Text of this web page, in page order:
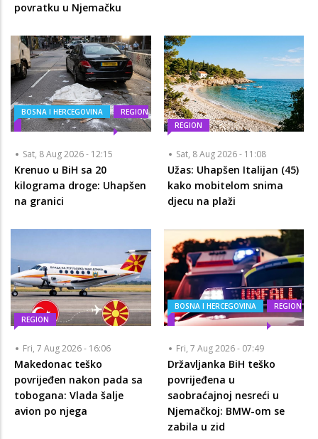
povratku u Njemačku
BOSNA I HERCEGOVINA REGION
Sat, 8 Aug 2026 - 12:15
Krenuo u BiH sa 20
kilograma droge: Uhapšen
na granici
REGION
Sat, 8 Aug 2026 - 11:08
Užas: Uhapšen Italijan (45)
kako mobitelom snima
djecu na plaži
REGION
Fri, 7 Aug 2026 - 16:06
Makedonac teško
povrijeđen nakon pada sa
tobogana: Vlada šalje
avion po njega
BOSNA I HERCEGOVINA REGION
Fri, 7 Aug 2026 - 07:49
Državljanka BiH teško
povrijeđena u
saobraćajnoj nesreći u
Njemačkoj: BMW-om se
zabila u zid